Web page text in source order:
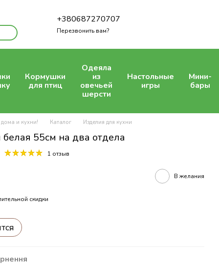
+380687270707
Перезвонить вам?
Кормушки
для птиц
Одеяла
из
овечьей
шерсти
Настольные
игры
Мини-
бары
и кухни! Каталог Изделия для кухни
55см на два отдела
1 отзыв
В желания
скидки